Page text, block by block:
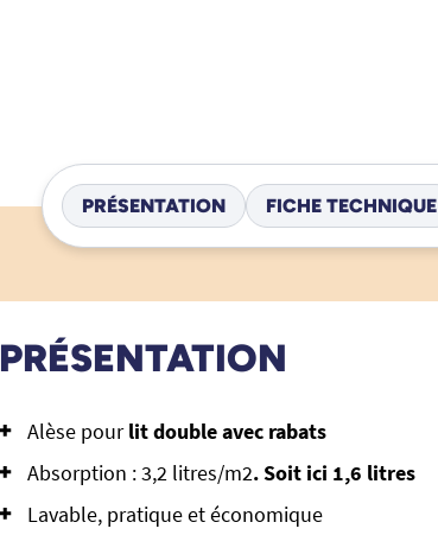
PRÉSENTATION FICHE TECHNIQUE
PRÉSENTATION
Alèse pourlit double avec rabats
Absorption : 3,2 litres/m2. Soit ici 1,6 litres
Lavable, pratique et économique